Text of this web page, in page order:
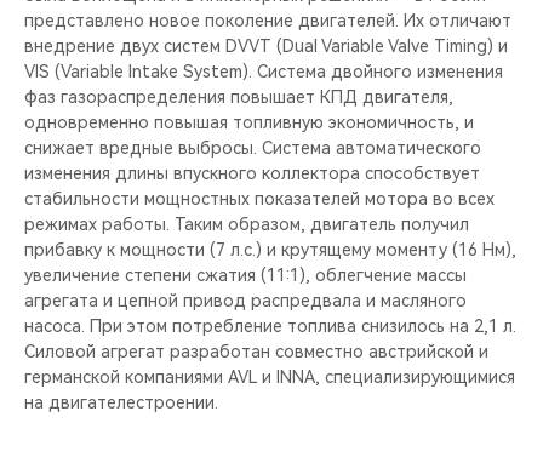
представлено новое поколение двигателей. Их отличают
внедрение двух систем DVVT (Dual Variable Valve Timing) и
VIS (Variable Intake System). Система двойного изменения
фаз газораспределения повышает КПД двигателя,
одновременно повышая топливную экономичность, и
снижает вредные выбросы. Система автоматического
изменения длины впускного коллектора способствует
стабильности мощностных показателей мотора во всех
режимах работы. Таким образом, двигатель получил
прибавку к мощности (7 л.с.) и крутящему моменту (16 Нм),
увеличение степени сжатия (11:1), облегчение массы
агрегата и цепной привод распредвала и масляного
насоса. При этом потребление топлива снизилось на 2,1 л.
Силовой агрегат разработан совместно австрийской и
германской компаниями AVL и INNA, специализирующимися
на двигателестроении.